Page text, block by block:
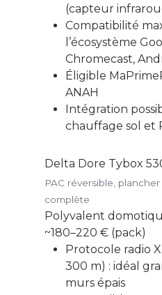
(capteur
Compatibilité
l’écosystème
Chromecast,
Éligible
ANAH
Intégration
chauffage sol et
Delta Dore Tybox
PAC réversible,
complète
Polyvalent
~180–220 € (pack)
Protocole radio
300 m) : idéal
murs épais